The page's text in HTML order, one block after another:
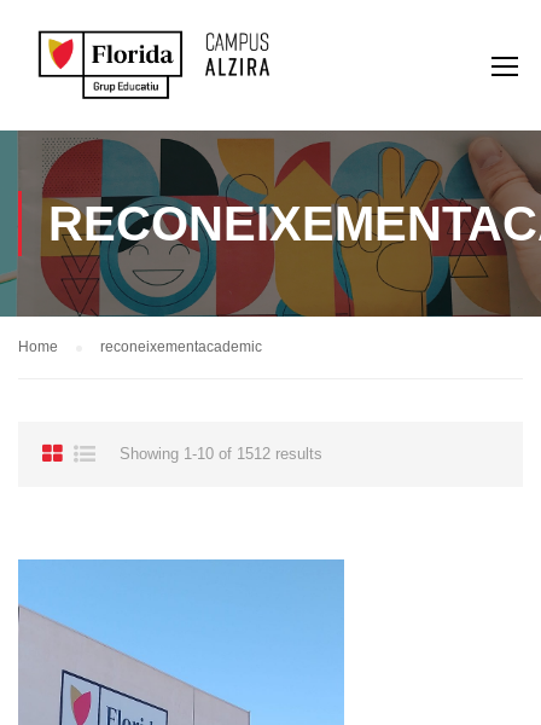
Home reconeixementacademic
Showing 1-10 of 1512 results